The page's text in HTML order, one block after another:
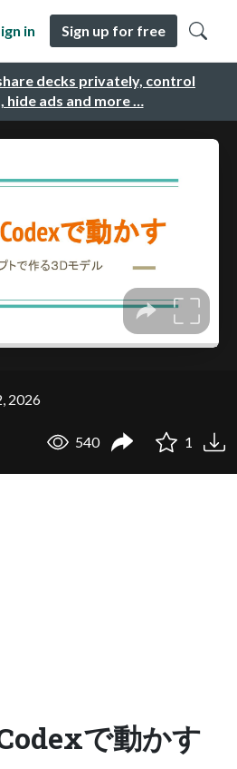
decks privately, control
hide ads and more …
in Sign up for free
2026
540 1
で動かす